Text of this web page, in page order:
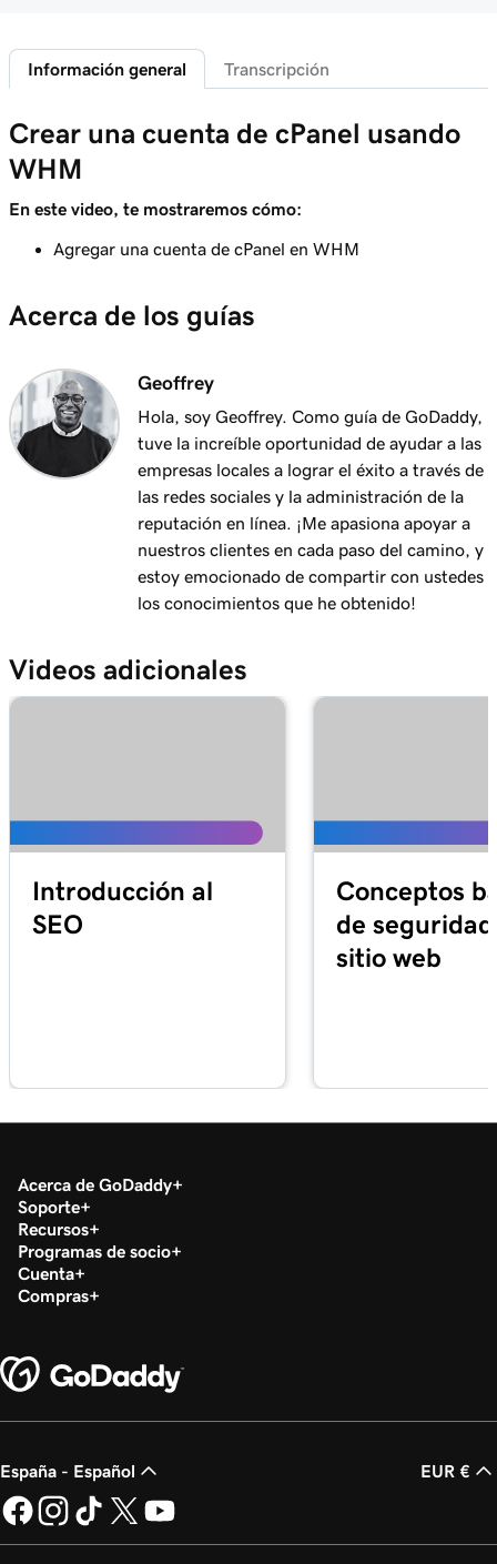
Información general Transcripción
Crear una cuenta de cPanel usando
WHM
En este video, te mostraremos cómo:
Agregar una cuenta de cPanel en WHM
Acerca de los guías
Geoffrey
Hola, soy Geoffrey. Como guía de GoDaddy,
tuve la increíble oportunidad de ayudar a las
empresas locales a lograr el éxito a través de
las redes sociales y la administración de la
reputación en línea. ¡Me apasiona apoyar a
nuestros clientes en cada paso del camino, y
estoy emocionado de compartir con ustedes
los conocimientos que he obtenido!
Videos adicionales
Introducción al
SEO
Conceptos
de
sitio web
Acerca de GoDaddy
Soporte
Recursos
Programas de socio
Cuenta
Compras
España - Español EUR €